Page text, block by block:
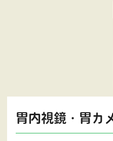
胃内視鏡・胃カ